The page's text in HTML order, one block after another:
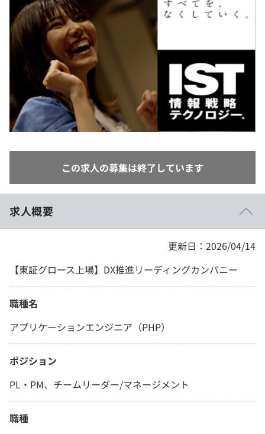
イベント・セミナー
インタビュー
就活成功ガイド
ナレッジ
リファレンス
個人向けプラン
学校向けプラン
評価結果一覧
再チャレンジ結果一覧
Tech Team Journal
paiza times
note
paizaとは？
この求人の募集は終了しています
求人概要
更新日：2026/04/14
【東証グロース上場】DX推進リーディングカンパニー
職種名
アプリケーションエンジニア（PHP）
ポジション
PL・PM、チームリーダー/マネージメント
職種